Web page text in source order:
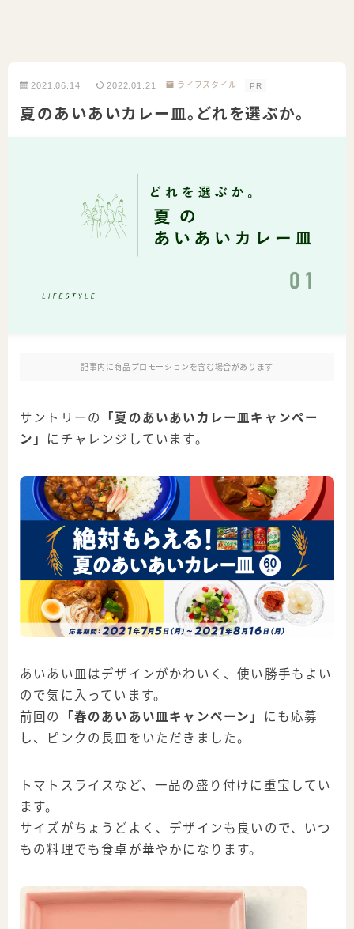
2021.06.14 2022.01.21 ライフスタイル PR
夏のあいあいカレー皿。どれを選ぶか。
記事内に商品プロモーションを含む場合があります
サントリーの
「夏のあいあいカレー皿キャンペー
ン」 にチャレンジしています。
あいあい皿はデザインがかわいく、使い勝手もよい
ので気に入っています。
前回の
「春のあいあい皿キャンペーン」
にも応募
し、
ピンクの長皿 をいただきました。
トマトスライスなど、一品の盛り付けに重宝してい
ます。
サイズがちょうどよく、デザインも良いので、
いつ
もの料理でも食卓が華やか になります。